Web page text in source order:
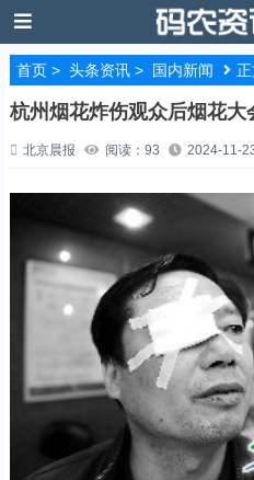
首页> 头条资讯> 国内新闻
杭州烟花炸伤观众后烟花大
北京晨报 阅读：93 2024-11-